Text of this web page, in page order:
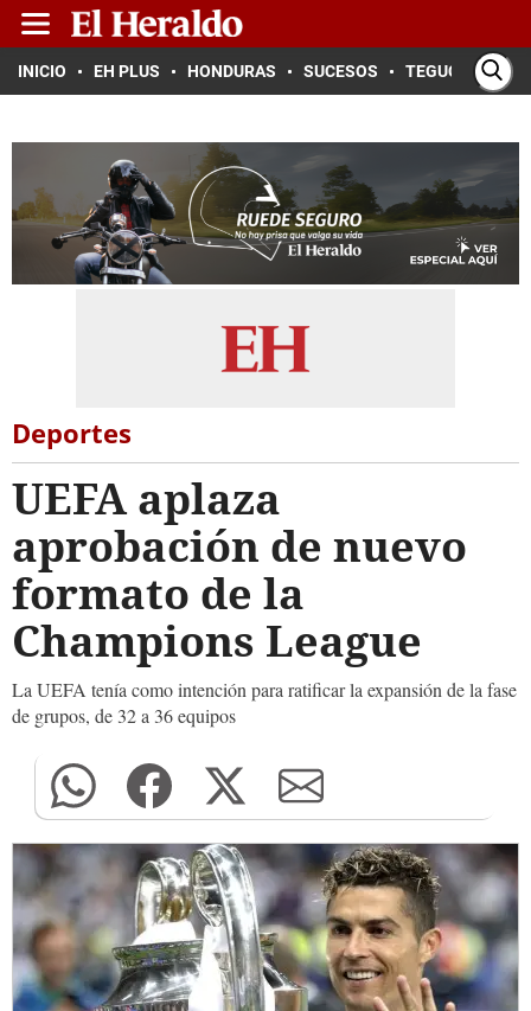
INICIO EH PLUS HONDURAS SUCESOS TEGUCIGALPA
Deportes
UEFA aplaza
aprobación de nuevo
formato de la
Champions League
La UEFA tenía como intención para ratificar la expansión de la fase
de grupos, de 32 a 36 equipos